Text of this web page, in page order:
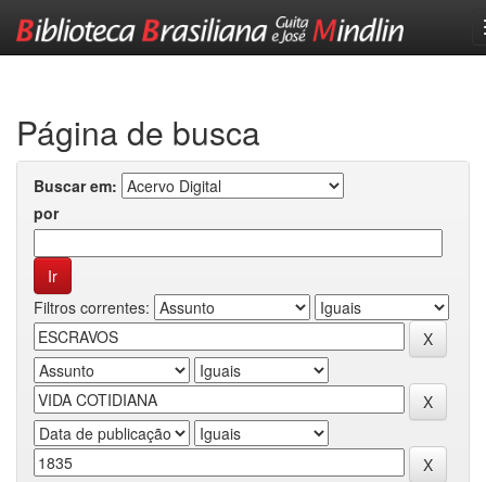
Página de busca
Buscar em:
por
Filtros correntes: